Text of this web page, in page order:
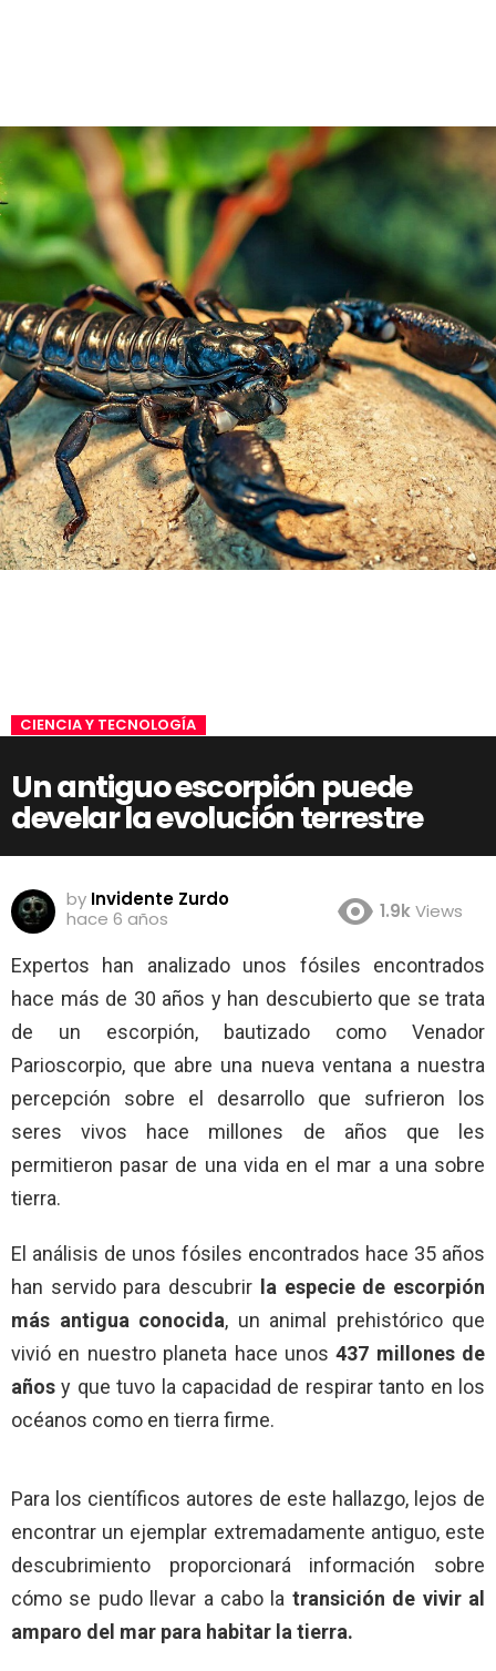
CIENCIA Y TECNOLOGÍA
Un antiguo escorpión puede
develar la evolución terrestre
by Invidente Zurdo
hace 6 años
1.9kViews
Expertos han analizado unos fósiles encontrados
hace más de 30 años y han descubierto que se trata
de un escorpión, bautizado como Venador
Parioscorpio, que abre una nueva ventana a nuestra
percepción sobre el desarrollo que sufrieron los
seres vivos hace millones de años que les
permitieron pasar de una vida en el mar a una sobre
tierra.
El análisis de unos fósiles encontrados hace 35 años
han servido para descubrir la especie de escorpión
más antigua conocida, un animal prehistórico que
vivió en nuestro planeta hace unos437 millones de
años y que tuvo la capacidad de respirar tanto en los
océanos como en tierra firme.
Para los científicos autores de este hallazgo, lejos de
encontrar un ejemplar extremadamente antiguo, este
descubrimiento proporcionará información sobre
cómo se pudo llevar a cabo la transición de vivir al
amparo del mar para habitar la tierra.